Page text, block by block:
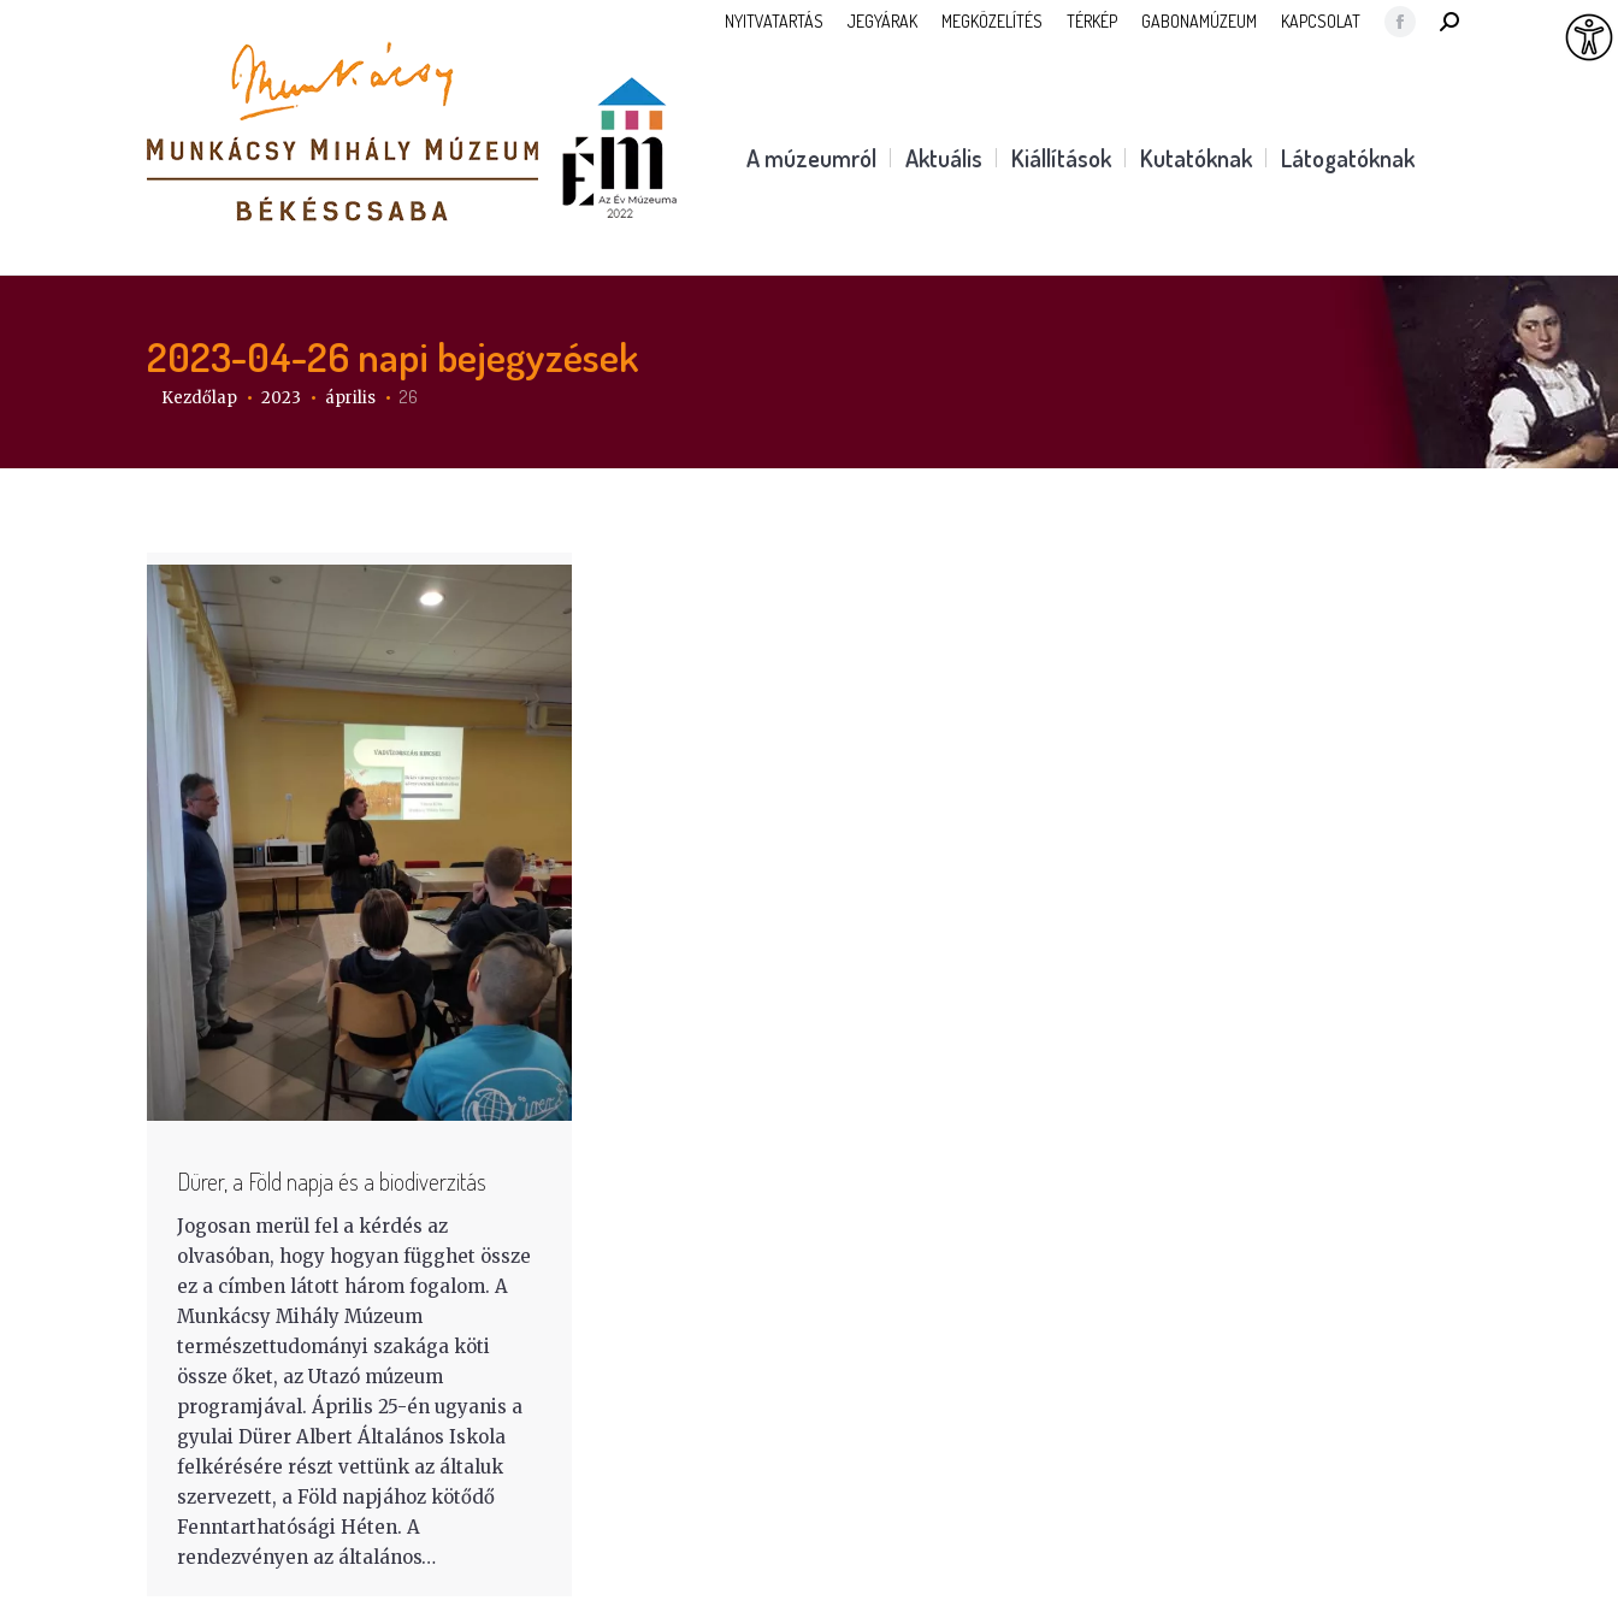
NYITVATARTÁS JEGYÁRAK MEGKÖZELÍTÉS TÉRKÉP GABONAMÚZEUM KAPCSOLAT
Facebook
new
SEARCH:
A múzeumról Aktuális Kiállítások Kutatóknak Látogatóknak
2023-04-26 napi bejegyzések
Itt vagy:
Kezdőlap 2023 április 26
Dürer, a Föld napja és a biodiverzitás
Jogosan merül fel a kérdés az
olvasóban, hogy hogyan függhet össze
ez a címben látott három fogalom. A
Munkácsy Mihály Múzeum
természettudományi szakága köti
össze őket, az Utazó múzeum
programjával. Április 25-én ugyanis a
gyulai Dürer Albert Általános Iskola
felkérésére részt vettünk az általuk
szervezett, a Föld napjához kötődő
Fenntarthatósági Héten. A
rendezvényen az általános…